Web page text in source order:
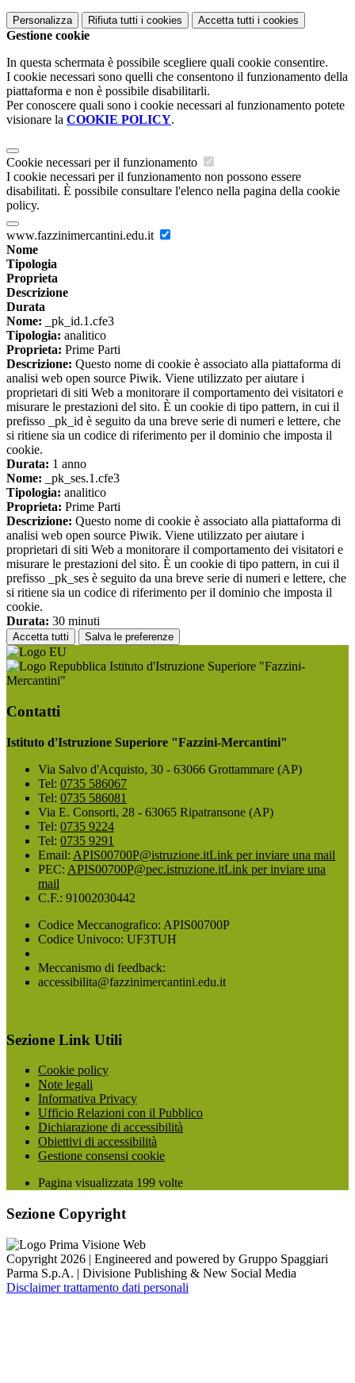
Personalizza Rifiuta tutti i cookies Accetta tutti i cookies
Gestione cookie
In questa schermata è possibile scegliere quali cookie consentire.
I cookie necessari sono quelli che consentono il funzionamento della
piattaforma e non è possibile disabilitarli.
Per conoscere quali sono i cookie necessari al funzionamento potete
visionare la COOKIE POLICY.
Cookie necessari per il funzionamento
I cookie necessari per il funzionamento non possono essere
disabilitati. È possibile consultare l'elenco nella pagina della cookie
policy.
www.fazzinimercantini.edu.it
Nome
Tipologia
Proprieta
Descrizione
Durata
Nome: _pk_id.1.cfe3
Tipologia: analitico
Proprieta: Prime Parti
Descrizione: Questo nome di cookie è associato alla piattaforma di
analisi web open source Piwik. Viene utilizzato per aiutare i
proprietari di siti Web a monitorare il comportamento dei visitatori e
misurare le prestazioni del sito. È un cookie di tipo pattern, in cui il
prefisso _pk_id è seguito da una breve serie di numeri e lettere, che
si ritiene sia un codice di riferimento per il dominio che imposta il
cookie.
Durata: 1 anno
Nome: _pk_ses.1.cfe3
Tipologia: analitico
Proprieta: Prime Parti
Descrizione: Questo nome di cookie è associato alla piattaforma di
analisi web open source Piwik. Viene utilizzato per aiutare i
proprietari di siti Web a monitorare il comportamento dei visitatori e
misurare le prestazioni del sito. È un cookie di tipo pattern, in cui il
prefisso _pk_ses è seguito da una breve serie di numeri e lettere, che
si ritiene sia un codice di riferimento per il dominio che imposta il
cookie.
Durata: 30 minuti
Accetta tutti Salva le preferenze
Istituto d'Istruzione Superiore "Fazzini-
Mercantini"
Contatti
Istituto d'Istruzione Superiore "Fazzini-Mercantini"
Via Salvo d'Acquisto, 30 - 63066 Grottammare (AP)
Tel: 0735 586067
Tel: 0735 586081
Via E. Consorti, 28 - 63065 Ripatransone (AP)
Tel: 0735 9224
Tel: 0735 9291
Email: APIS00700P@istruzione.itLink per inviare una mail
PEC: APIS00700P@pec.istruzione.itLink per inviare una
mail
C.F.: 91002030442
Codice Meccanografico: APIS00700P
Codice Univoco: UF3TUH
Meccanismo di feedback:
accessibilita@fazzinimercantini.edu.it
Sezione Link Utili
Cookie policy
Note legali
Informativa Privacy
Ufficio Relazioni con il Pubblico
Dichiarazione di accessibilità
Obiettivi di accessibilità
Gestione consensi cookie
Pagina visualizzata 199 volte
Sezione Copyright
Copyright 2026 | Engineered and powered by Gruppo Spaggiari
Parma S.p.A. | Divisione Publishing & New Social Media
Disclaimer trattamento dati personali